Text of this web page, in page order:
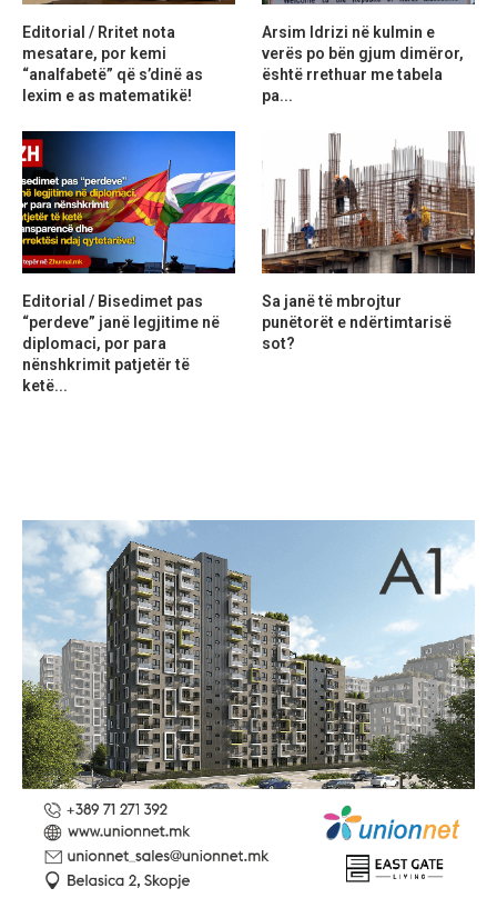
Editorial / Rritet nota
mesatare, por kemi
“analfabetë” që s’dinë as
lexim e as matematikë!
Arsim Idrizi në kulmin e
verës po bën gjum dimëror,
është rrethuar me tabela
pa...
Editorial / Bisedimet pas
“perdeve” janë legjitime në
diplomaci, por para
nënshkrimit patjetër të
ketë...
Sa janë të mbrojtur
punëtorët e ndërtimtarisë
sot?